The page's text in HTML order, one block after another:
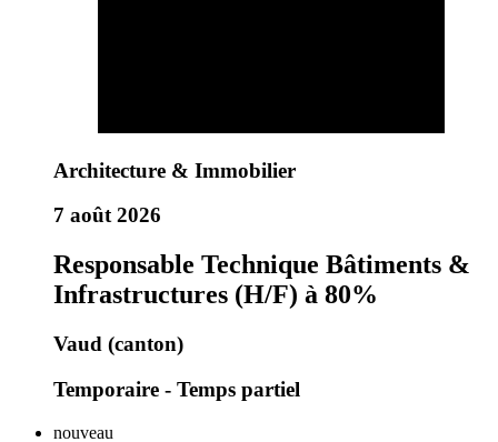
Architecture & Immobilier
7 août 2026
Responsable Technique Bâtiments &
Infrastructures (H/F) à 80%
Vaud (canton)
Temporaire - Temps partiel
nouveau